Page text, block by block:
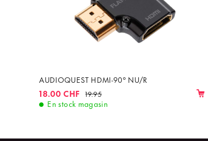
AUDIOQUEST HDMI-90° NU/R
18.00 CHF 19.95
En stock magasin